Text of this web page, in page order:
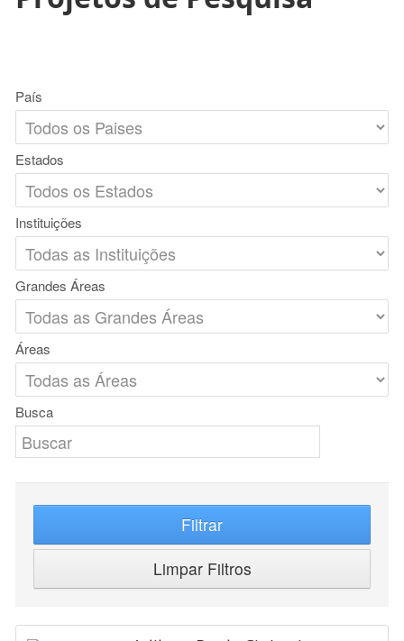
País
Estados
Instituições
Grandes Áreas
Áreas
Busca
Filtrar
Limpar Filtros